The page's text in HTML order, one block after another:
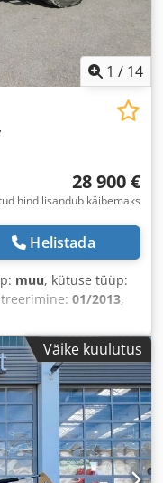
1 / 14
28 900 €
hind lisandub käibemaks
Helistada
muu, kütuse tüüp:
01/2013,
,
Väike kuulutus